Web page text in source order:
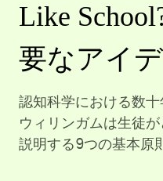
Like
要なアイ
認知科学における数十
ウィリンガムは生徒
説明する9つの基本原